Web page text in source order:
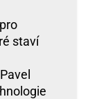
staví